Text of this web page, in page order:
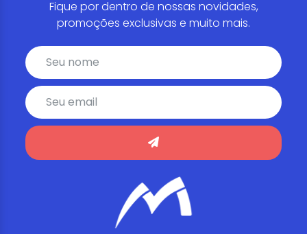
Fique por dentro de nossas novidades,
promoções exclusivas e muito mais.